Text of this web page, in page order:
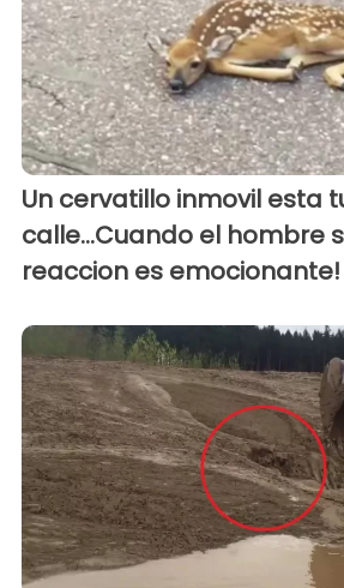
Un cervatillo inmovil esta
calle...Cuando el hombre
reaccion es emocionante!